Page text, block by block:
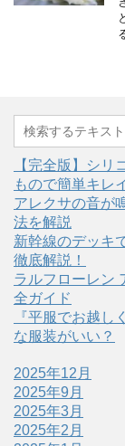
【完全版】シリ
もので簡単キレ
アレクサの音が
法を解説
新幹線のデッキ
徹底解説！
ラルフローレン
全ガイド
『平服でお越
な服装がいい？
2025年12月
2025年9月
2025年3月
2025年2月